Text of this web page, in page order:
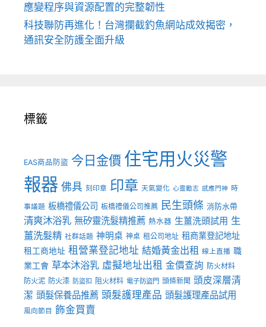
應變程序與資源配置的完整韌性
科技聯防再進化！台灣攔截釣魚網站成效揭密，
通訊安全防護全面升級
標籤
EAS商品防盜 今日金價 住宅用火災警
報器 佛具 刻印章 印章 天氣變化 心靈勵志 感應門神 時
事議題 板橋禮儀公司 板橋禮儀公司推薦 民生頭條 消防水帶
清爽沐浴乳 無矽靈洗髮精推薦 熱水器 生薑洗頭試用 生
薑洗髮精 社群話題 神明桌 神桌 租公司地址 租商業登記地址
租工商地址 租營業登記地址 結婚黃金出租 線上直播 職
業工會 草本沐浴乳 虛擬地址出租 金價查詢 防火材料
防火泥 防火漆 防盜扣 阻火材料 電子防盜門 頭條新聞 頭皮深層清
潔 頭髮保養品推薦 頭髮護理產品 頭髮護理產品試用
風向節目 飾金買賣